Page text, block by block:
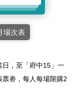
場次表
，至「府中15」一
劵，每人每場限購2